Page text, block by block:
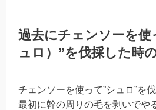
過去にチェンソーを使
ュロ）”を伐採した時
チェンソーを使って”シュロ”を
最初に幹の周りの毛を剥いでや